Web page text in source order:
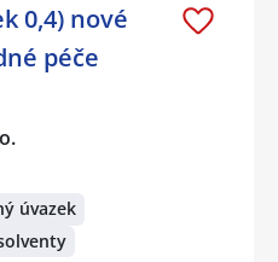
0,4) nové
péče
úvazek